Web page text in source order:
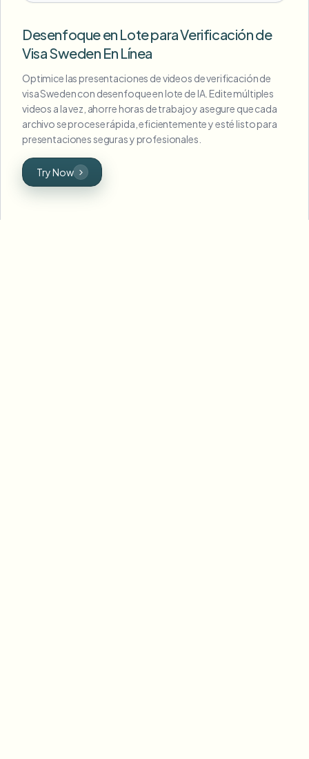
Desenfoque en Lote para Verificación de
Visa Sweden En Línea
Optimice las presentaciones de videos de verificación de
visa Sweden con desenfoque en lote de IA. Edite múltiples
videos a la vez, ahorre horas de trabajo y asegure que cada
archivo se procese rápida, eficientemente y esté listo para
presentaciones seguras y profesionales.
Try Now